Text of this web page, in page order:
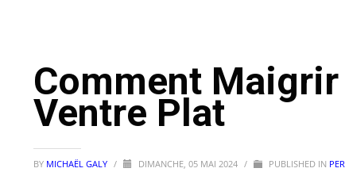
Comment
Ventre Plat
BY MICHAËL GALY / DIMANCHE, 05 MAI 2024 / PUBLISHED IN